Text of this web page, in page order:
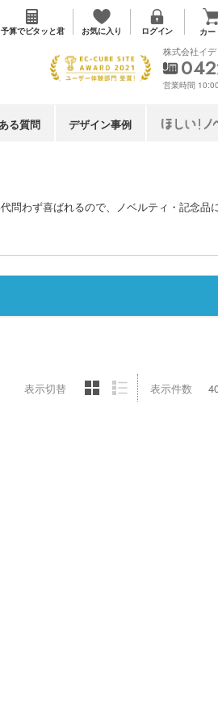
予算でピタッと君 お気に入り ログイン カー
る質問 デザイン事例
株式会社イデ
営業時間
わず喜ばれるので、ノベルティ・記念品
表示切替 表示件数